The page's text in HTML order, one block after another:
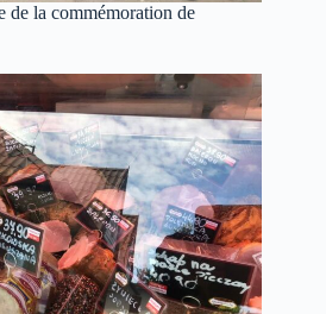
de la commémoration de